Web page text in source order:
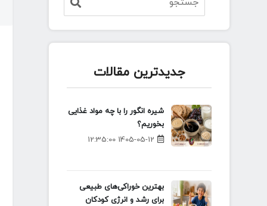
جدیدترین مقالات
شیره انگور را با چه مواد غذایی
بخوریم؟
1405-05-12 12:35:00
بهترین خوراکی‌های طبیعی
برای رشد و انرژی کودکان